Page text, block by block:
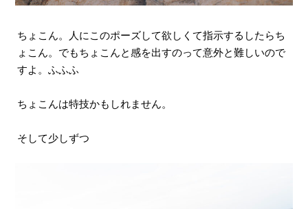
ちょこん。人にこのポーズして欲しくて指示するしたらち
ょこん。でもちょこんと感を出すのって意外と難しいので
すよ。ふふふ
ちょこんは特技かもしれません。
そして少しずつ